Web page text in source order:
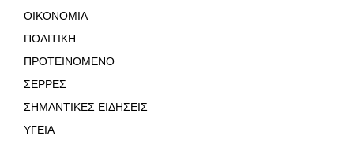
ΟΙΚΟΝΟΜΙΑ
ΠΟΛΙΤΙΚΗ
ΠΡΟΤΕΙΝΟΜΕΝΟ
ΣΕΡΡΕΣ
ΣΗΜΑΝΤΙΚΕΣ ΕΙΔΗΣΕΙΣ
ΥΓΕΙΑ